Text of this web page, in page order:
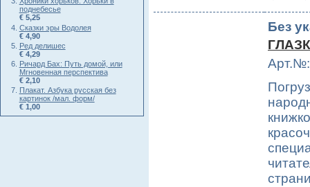
поднебесье
€ 5,25
Сказки эры Водолея
€ 4,90
Ред делишес
€ 4,29
Ричард Бах: Путь домой, или
Мгновенная перспектива
€ 2,10
Плакат. Азбука русская без
картинок /мал. форм/
€ 1,00
Без